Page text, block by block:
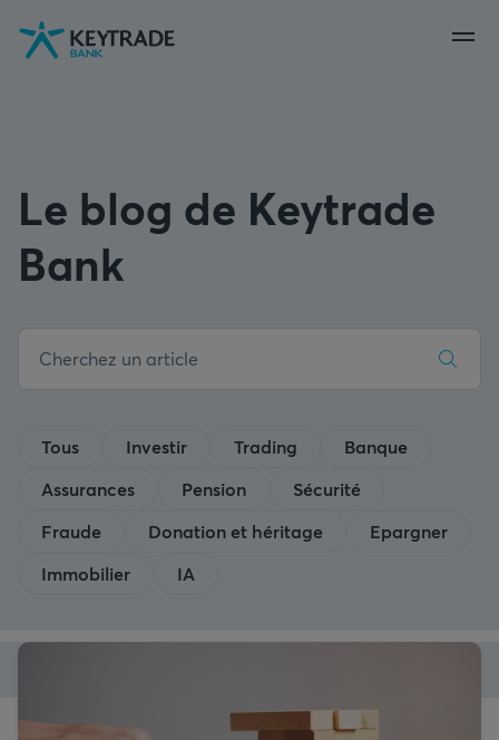
Aller
Aller
Aller
au
Le blog de Keytrade
Bank
Tous Investir Trading
Banque
Assurances
Pension
Sécurité
Fraude
Donation et héritage
Epargner
Immobilier
IA